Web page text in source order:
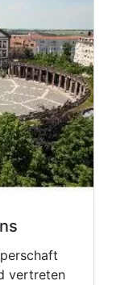
vertreten